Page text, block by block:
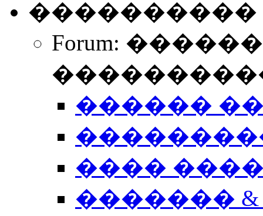
����������
Forum:
������
����
�������